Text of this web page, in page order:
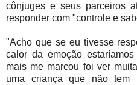
cônjuges e seus parceiros
responder com "controle e
"Acho que se eu tivesse
calor da emoção
mais me marcou foi ver
uma criança que não